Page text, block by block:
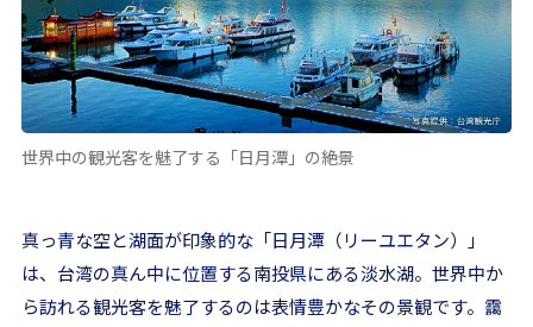
世界中の観光客を魅了する「日月潭」の絶景
真っ青な空と湖面が印象的な「日月潭（リーユエタン）」
は、台湾の真ん中に位置する南投県にある淡水湖。世界中か
ら訪れる観光客を魅了するのは表情豊かなその景観です。靄